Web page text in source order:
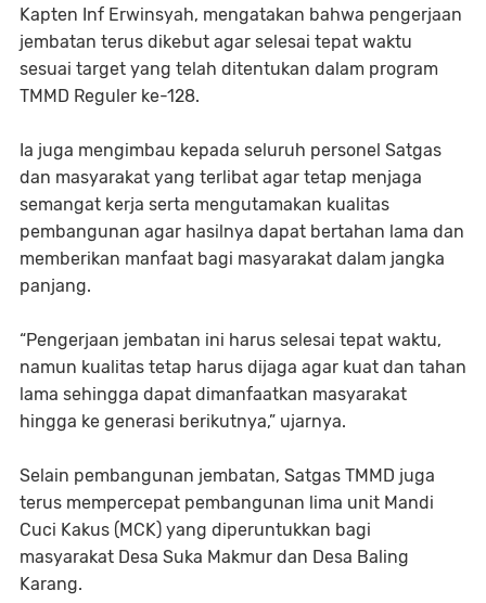
Kapten Inf Erwinsyah, mengatakan bahwa pengerjaan
jembatan terus dikebut agar selesai tepat waktu
sesuai target yang telah ditentukan dalam program
TMMD Reguler ke-128.
Ia juga mengimbau kepada seluruh personel Satgas
dan masyarakat yang terlibat agar tetap menjaga
semangat kerja serta mengutamakan kualitas
pembangunan agar hasilnya dapat bertahan lama dan
memberikan manfaat bagi masyarakat dalam jangka
panjang.
“Pengerjaan jembatan ini harus selesai tepat waktu,
namun kualitas tetap harus dijaga agar kuat dan tahan
lama sehingga dapat dimanfaatkan masyarakat
hingga ke generasi berikutnya,” ujarnya.
Selain pembangunan jembatan, Satgas TMMD juga
terus mempercepat pembangunan lima unit Mandi
Cuci Kakus (MCK) yang diperuntukkan bagi
masyarakat Desa Suka Makmur dan Desa Baling
Karang.